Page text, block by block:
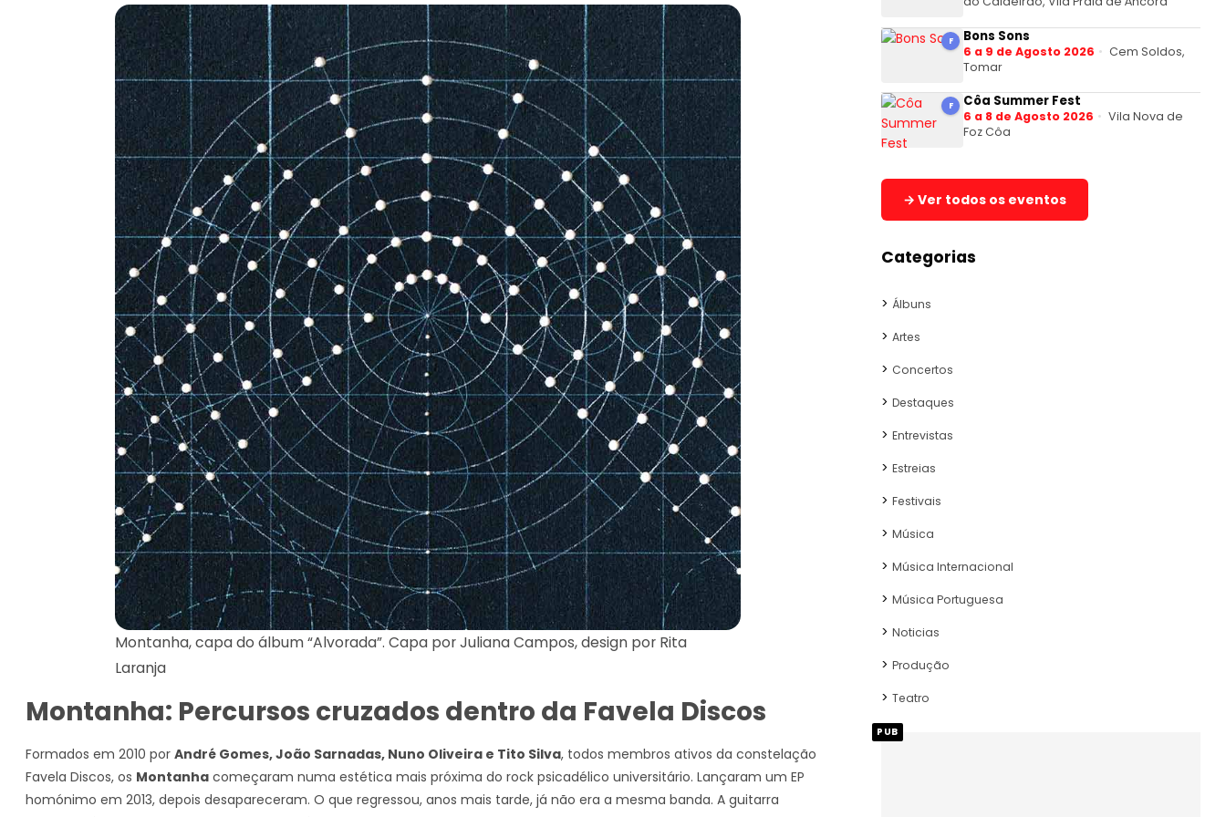
Montanha, capa do álbum “Alvorada”. Capa por Juliana Campos, design por Rita
Laranja
Montanha: Percursos cruzados dentro da Favela Discos
Formados em 2010 por André Gomes, João Sarnadas, Nuno Oliveira e Tito Silva, todos membros ativos da constelação
Favela Discos, os Montanha começaram numa estética mais próxima do rock psicadélico universitário. Lançaram um EP
homónimo em 2013, depois desapareceram. O que regressou, anos mais tarde, já não era a mesma banda. A guitarra
F Bons Sons
6 a 9 de Agosto 2026
Cem Soldos,
Tomar
F Côa Summer Fest
6 a 8 de Agosto 2026
Vila Nova de
Foz Côa
→ Ver todos os eventos
Categorias
Álbuns
Artes
Concertos
Destaques
Entrevistas
Estreias
Festivais
Música
Música Internacional
Música Portuguesa
Noticias
Produção
Teatro
PUB